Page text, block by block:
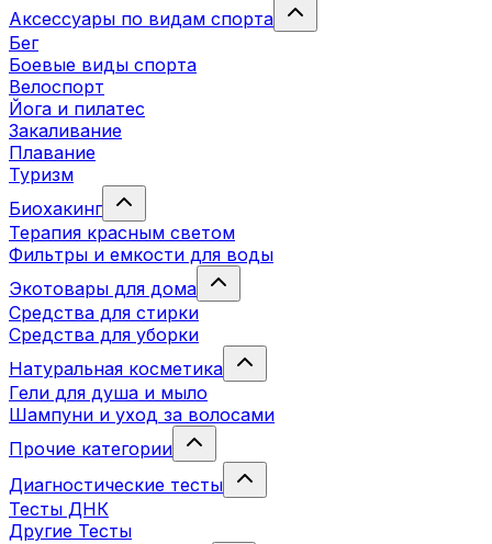
Аксессуары по видам спорта
Бег
Боевые виды спорта
Велоспорт
Йога и пилатес
Закаливание
Плавание
Туризм
Биохакинг
Терапия красным светом
Фильтры и емкости для воды
Экотовары для дома
Средства для стирки
Средства для уборки
Натуральная косметика
Гели для душа и мыло
Шампуни и уход за волосами
Прочие категории
Диагностические тесты
Тесты ДНК
Другие Тесты